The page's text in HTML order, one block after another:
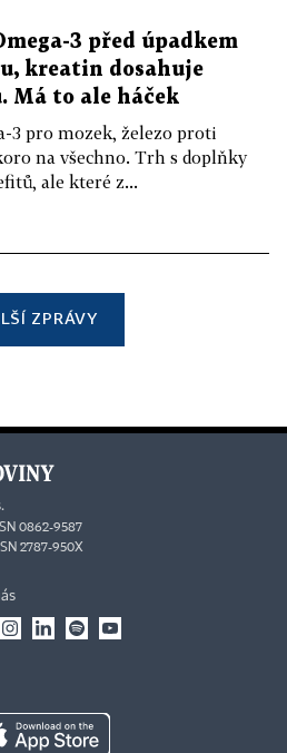
3 před úpadkem
kreatin dosahuje
Má to ale háček
3 pro mozek, železo proti
na všechno. Trh s doplňky
ale které z...
ZPRÁVY
0862-9587
2787-950X